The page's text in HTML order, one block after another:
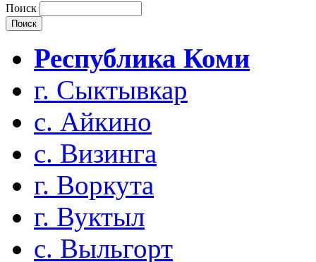
Поиск
Республика Коми
г. Сыктывкар
с. Айкино
с. Визинга
г. Воркута
г. Вуктыл
с. Выльгорт